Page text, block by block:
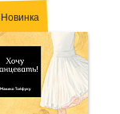
Новинка